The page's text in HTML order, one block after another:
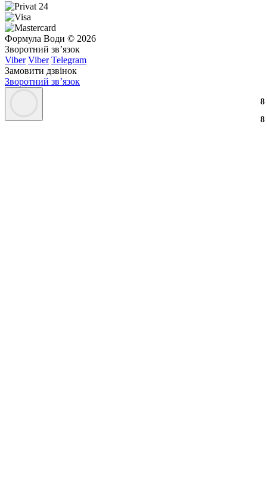
8
8
8
8
Формула Води © 2026
Зворотний зв’язок
Viber Viber Telegram
Замовити дзвінок
Зворотний зв’язок